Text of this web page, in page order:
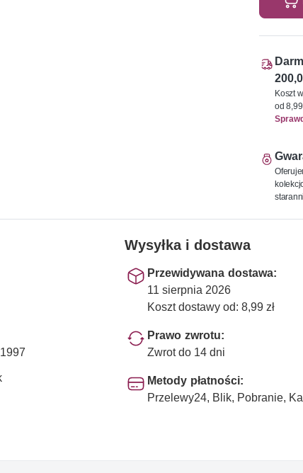
Koszt
od 8,99
Wysyłka i dostawa
Przewidywana dostawa:
11 sierpnia 2026
Koszt dostawy od: 8,99 zł
Prawo zwrotu:
Zwrot do 14 dni
Metody płatności:
Przelewy24, Blik, Pobranie,